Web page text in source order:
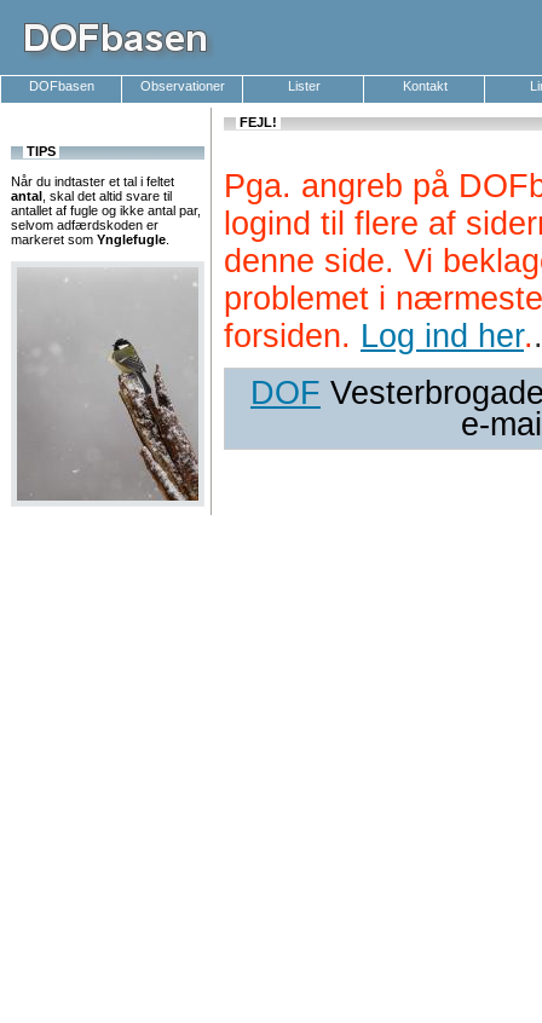
DOFbasen Observationer Lister Kontakt
TIPS
Når du indtaster et tal i feltet
antal , skal det altid svare til
antallet af fugle og ikke antal par,
selvom adfærdskoden er
markeret som Ynglefugle
FEJL!
Pga. angreb på
logind til flere af
denne side. Vi
problemet i
forsiden. Log ind her..
DOF
e-